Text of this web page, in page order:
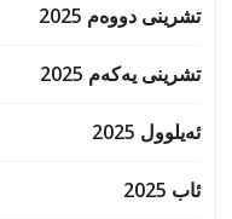
تشرینی دووەم 2025
تشرینی یەکەم 2025
ئەیلوول 2025
ئاب 2025